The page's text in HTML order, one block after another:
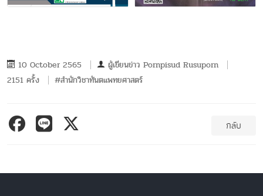
10 October 2565 ผู้เขียนข่าว Pornpisud Rusuporn
2151 ครั้ง
#สำนักวิชาทันตแพทยศาสตร์
กลับ